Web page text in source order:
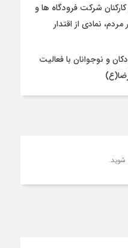
شرکت فرودگاه ها و
نمادی از اقتدار
و نوجوانان با فعالیت
شوید.